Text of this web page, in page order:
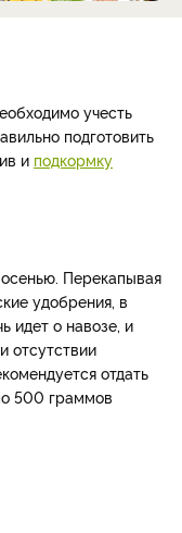
учесть
подготовить
и подкормку
Перекапывая
удобрения, в
идет о навозе, и
отсутствии
отдать
500 граммов